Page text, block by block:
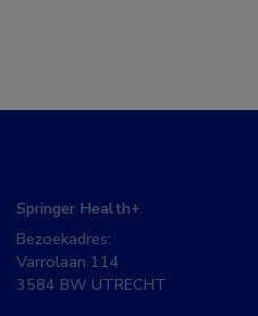
Springer Health+
Bezoekadres:
Varrolaan 114
3584 BW UTRECHT